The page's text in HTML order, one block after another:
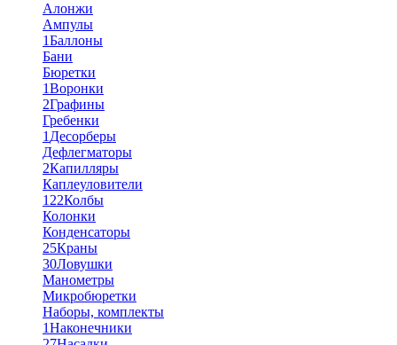
Алонжи
Ампулы
1Баллоны
Бани
Бюретки
1Воронки
2Графины
Гребенки
1 Десорберы
Дефлегматоры
2Капилляры
Каплеуловители
122Колбы
Колонки
Конденсаторы
25Краны
30Ловушки
Манометры
Микробюретки
Наборы, комплекты
1Наконечники